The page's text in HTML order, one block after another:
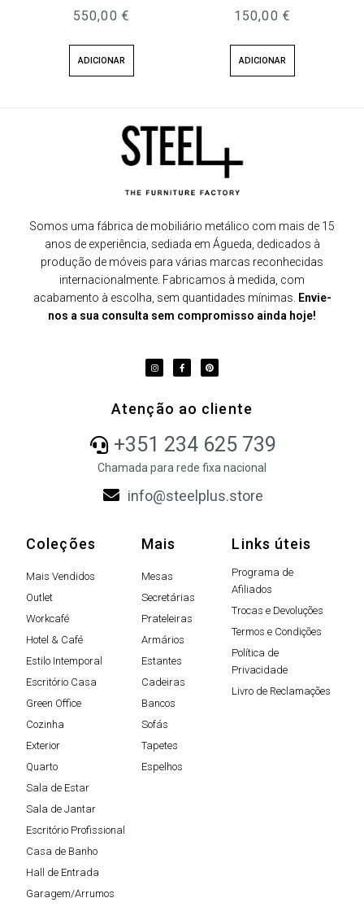
550,00 €
ADICIONAR
150,00 €
ADICIONAR
Somos uma fábrica de mobiliário metálico com mais de 15
anos de experiência, sediada em Águeda, dedicados à
produção de móveis para várias marcas reconhecidas
internacionalmente. Fabricamos à medida, com
acabamento à escolha, sem quantidades mínimas. Envie-
nos a sua consulta sem compromisso ainda hoje!
Atenção ao cliente
+351 234 625 739
Chamada para rede fixa nacional
info@steelplus.store
Coleções
Mais Vendidos
Outlet
Workcafé
Hotel & Café
Estilo Intemporal
Escritório Casa
Green Office
Cozinha
Exterior
Quarto
Sala de Estar
Sala de Jantar
Escritório Profissional
Casa de Banho
Hall de Entrada
Garagem/Arrumos
Mais
Mesas
Secretárias
Prateleiras
Armários
Estantes
Cadeiras
Bancos
Sofás
Tapetes
Espelhos
Links úteis
Programa de
Afiliados
Trocas e Devoluções
Termos e Condições
Política de
Privacidade
Livro de Reclamações